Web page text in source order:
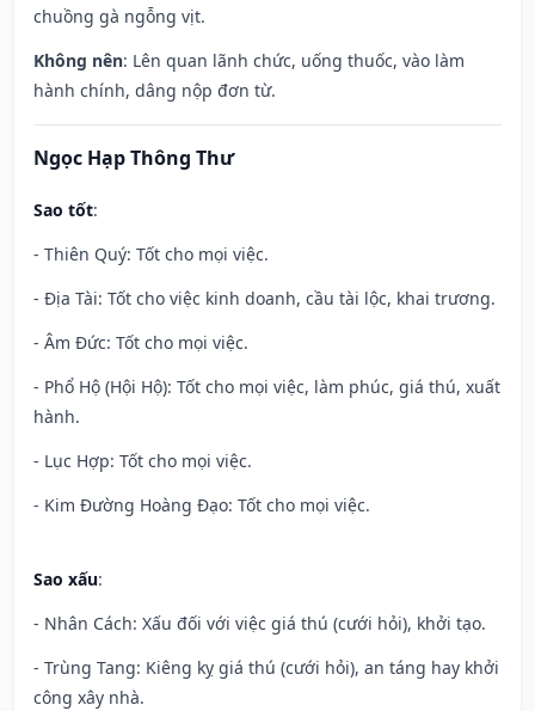
chuồng gà ngỗng vịt.
Không nên: Lên quan lãnh chức, uống thuốc, vào làm
hành chính, dâng nộp đơn từ.
Ngọc Hạp Thông Thư
Sao tốt:
- Thiên Quý: Tốt cho mọi việc.
- Địa Tài: Tốt cho việc kinh doanh, cầu tài lộc, khai trương.
- Âm Đức: Tốt cho mọi việc.
- Phổ Hộ (Hội Hộ): Tốt cho mọi việc, làm phúc, giá thú, xuất
hành.
- Lục Hợp: Tốt cho mọi việc.
- Kim Đường Hoàng Đạo: Tốt cho mọi việc.
Sao xấu:
- Nhân Cách: Xấu đối với việc giá thú (cưới hỏi), khởi tạo.
- Trùng Tang: Kiêng kỵ giá thú (cưới hỏi), an táng hay khởi
công xây nhà.